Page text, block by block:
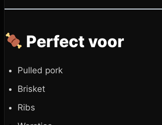
Perfect voor
Pulled pork
Brisket
Ribs